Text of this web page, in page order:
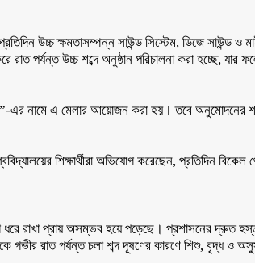
উচ্চ ক্ষমতাসম্পন্ন সাউন্ড সিস্টেম, ডিজে সাউন্ড ও
পর্যন্ত উচ্চ শব্দে অনুষ্ঠান পরিচালনা করা হচ্ছে, যার
নামে এ মেলার আয়োজন করা হয়। তবে অনুমোদনের
শিক্ষার্থীরা অভিযোগ করেছেন, প্রতিদিন
ধরে রাখা প্রায় অসম্ভব হয়ে পড়েছে। প্রশাসনের দ্রুত
গভীর রাত পর্যন্ত চলা শব্দ দূষণের কারণে শিশু, বৃদ্ধ ও